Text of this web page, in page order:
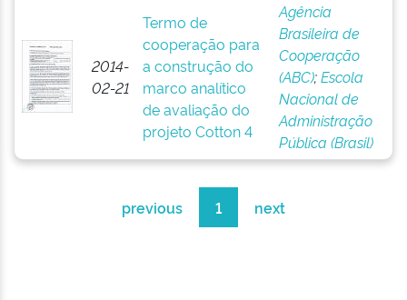
2014-
02-21
Termo de
cooperação para
a construção do
marco analítico
de avaliação do
projeto Cotton 4
Agência
Brasileira de
Cooperação
(ABC);Escola
Nacional de
Administração
Pública (Brasil)
previous 1 next